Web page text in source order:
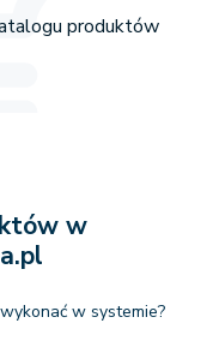
produktów
w
w systemie?